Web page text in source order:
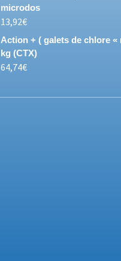
microdos
13,92€
Action + ( galets de chlore «
kg (CTX)
64,74€